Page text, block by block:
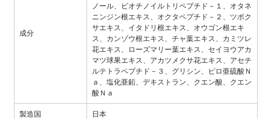
成分
ノール、ビオチノイルトリペプチド－１、オタネ
ニンジン根エキス、オクタペプチド－２、ツボク
サエキス、イタドリ根エキス、オウゴン根エキ
ス、カンゾウ根エキス、チャ葉エキス、カミツレ
花エキス、ローズマリー葉エキス、セイヨウアカ
マツ球果エキス、アカツメクサ花エキス、アセチ
ルテトラペプチド－３、グリシン、ピロ亜硫酸Ｎ
ａ、塩化亜鉛、デキストラン、クエン酸、クエン
酸Ｎａ
製造国 日本